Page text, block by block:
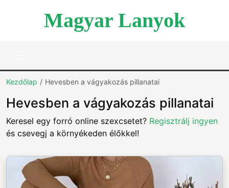
Magyar Lanyok
Kezdőlap Hevesben a vágyakozás pillanatai
Hevesben a vágyakozás pillanatai
Keresel egy forró online szexcsetet? Regisztrálj ingyen
és csevegj a környékeden élőkkel!